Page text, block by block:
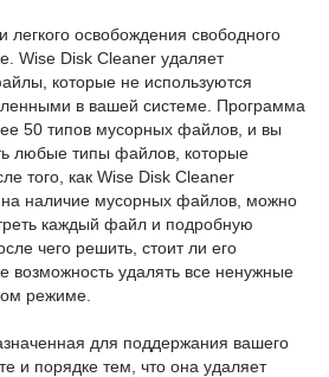
легкого освобождения свободного
Wise Disk Cleaner удаляет
которые не используются
в вашей системе. Программа
50 типов мусорных файлов, и вы
любые типы файлов, которые
того, как Wise Disk Cleaner
на наличие мусорных файлов, можно
каждый файл и подробную
чего решить, стоит ли его
возможность удалять все ненужные
режиме.
для поддержания вашего
и порядке тем, что она удаляет